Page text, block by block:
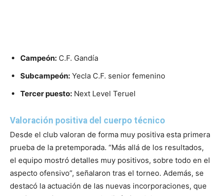
Campeón: C.F. Gandía
Subcampeón: Yecla C.F. senior femenino
Tercer puesto: Next Level Teruel
Valoración positiva del cuerpo técnico
Desde el club valoran de forma muy positiva esta primera
prueba de la pretemporada. “Más allá de los resultados,
el equipo mostró detalles muy positivos, sobre todo en el
aspecto ofensivo”, señalaron tras el torneo. Además, se
destacó la actuación de las nuevas incorporaciones, que